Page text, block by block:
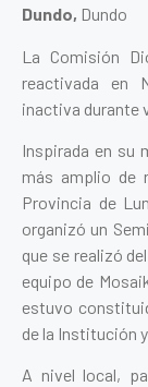
Dundo, Dundo
La Comisión
reactivada en
inactiva durante
Inspirada en su
más amplio de
Provincia de
organizó un
que se realizó
equipo de
estuvo
de la Institución
A nivel local,